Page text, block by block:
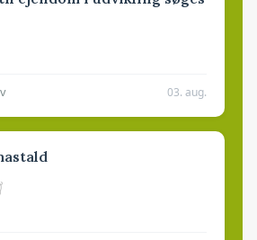
03. aug.